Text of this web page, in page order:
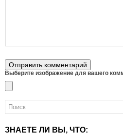
Выберите изображение для вашего
ЗНАЕТЕ ЛИ ВЫ, ЧТО: